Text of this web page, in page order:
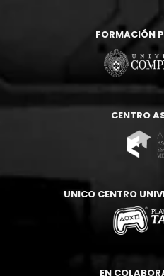
FORMACIÓN
CENTRO
UNICO CENTRO
EN